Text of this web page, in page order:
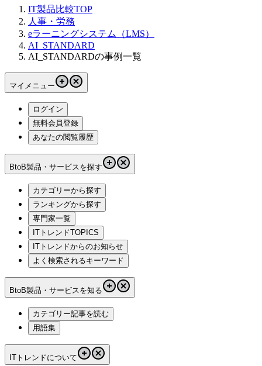
IT製品比較TOP
人事・労務
eラーニングシステム（LMS）
AI_STANDARD
AI_STANDARDの事例一覧
マイメニュー
ログイン
無料会員登録
あなたの閲覧履歴
BtoB製品・サービスを探す
カテゴリーから探す
ランキングから探す
専門家一覧
ITトレンドTOPICS
ITトレンドからのお知らせ
よく検索されるキーワード
BtoB製品・サービスを知る
カテゴリー記事を読む
用語集
ITトレンドについて